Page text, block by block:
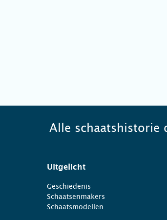
Alle schaatshistorie
Uitgelicht
Geschiedenis
Schaatsenmakers
Schaatsmodellen